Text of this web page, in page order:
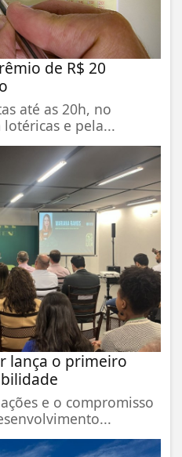
de R$ 20
até as 20h, no
e pela...
lança o primeiro
e o compromisso